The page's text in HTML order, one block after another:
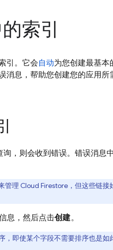
索引
引。它会自动为您创建最基本
消息，帮助您创建您的应用所
，则会收到错误。错误消息
管理 Cloud Firestore，但这些链接
息，然后点击创建。
，即使某个字段不需要排序也是如